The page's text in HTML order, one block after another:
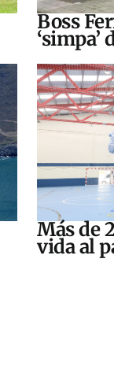
Boss
‘simpa’
Más de
vida al